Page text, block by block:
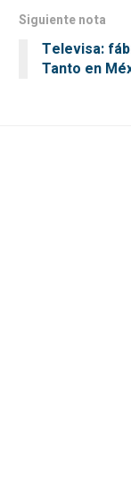
Siguiente nota
Televisa:
Tanto en